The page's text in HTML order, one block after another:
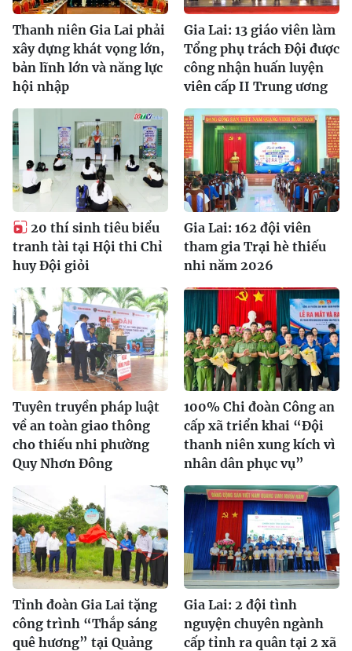
Thanh niên Gia Lai phải
xây dựng khát vọng lớn,
bản lĩnh lớn và năng lực
hội nhập
Gia Lai: 13 giáo viên làm
Tổng phụ trách Đội được
công nhận huấn luyện
viên cấp II Trung ương
20 thí sinh tiêu biểu
tranh tài tại Hội thi Chỉ
huy Đội giỏi
Gia Lai: 162 đội viên
tham gia Trại hè thiếu
nhi năm 2026
Tuyên truyền pháp luật
về an toàn giao thông
cho thiếu nhi phường
Quy Nhơn Đông
100% Chi đoàn Công an
cấp xã triển khai “Đội
thanh niên xung kích vì
nhân dân phục vụ”
Tỉnh đoàn Gia Lai tặng
công trình “Thắp sáng
quê hương” tại Quảng
Gia Lai: 2 đội tình
nguyện chuyên ngành
cấp tỉnh ra quân tại 2 xã